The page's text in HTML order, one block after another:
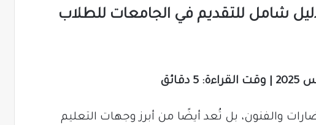
دليل شامل للتقديم في الجامعات للطلاب
والفنون، بل تُعد أيضًا من أبرز وجهات التعليم